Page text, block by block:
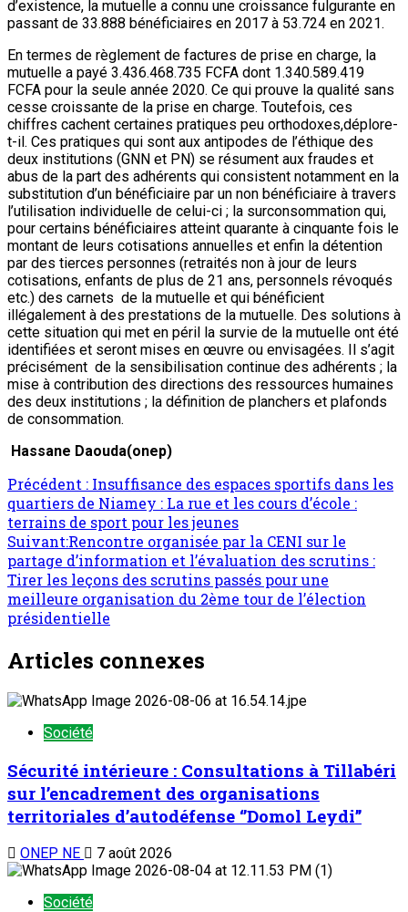
d’existence, la mutuelle a connu une croissance fulgurante en
passant de 33.888 bénéficiaires en 2017 à 53.724 en 2021.
En termes de règlement de factures de prise en charge, la
mutuelle a payé 3.436.468.735 FCFA dont 1.340.589.419
FCFA pour la seule année 2020. Ce qui prouve la qualité sans
cesse croissante de la prise en charge. Toutefois, ces
chiffres cachent certaines pratiques peu orthodoxes,déplore-
t-il. Ces pratiques qui sont aux antipodes de l’éthique des
deux institutions (GNN et PN) se résument aux fraudes et
abus de la part des adhérents qui consistent notamment en la
substitution d’un bénéficiaire par un non bénéficiaire à travers
l’utilisation individuelle de celui-ci ; la surconsommation qui,
pour certains bénéficiaires atteint quarante à cinquante fois le
montant de leurs cotisations annuelles et enfin la détention
par des tierces personnes (retraités non à jour de leurs
cotisations, enfants de plus de 21 ans, personnels révoqués
etc.) des carnets de la mutuelle et qui bénéficient
illégalement à des prestations de la mutuelle. Des solutions à
cette situation qui met en péril la survie de la mutuelle ont été
identifiées et seront mises en œuvre ou envisagées. Il s’agit
précisément de la sensibilisation continue des adhérents ; la
mise à contribution des directions des ressources humaines
des deux institutions ; la définition de planchers et plafonds
de consommation.
Hassane Daouda(onep)
Précédent : Insuffisance des espaces sportifs dans les
quartiers de Niamey : La rue et les cours d’école :
terrains de sport pour les jeunes
Suivant:Rencontre organisée par la CENI sur le
partage d’information et l’évaluation des scrutins :
Tirer les leçons des scrutins passés pour une
meilleure organisation du 2ème tour de l’élection
présidentielle
Articles connexes
Société
Sécurité intérieure : Consultations à Tillabéri
sur l’encadrement des organisations
territoriales d’autodéfense ‘’Domol Leydi’’
ONEP NE 7 août 2026
Société